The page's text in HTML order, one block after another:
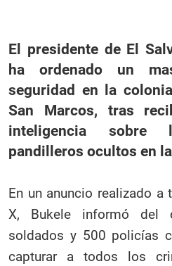
El presidente de El
ha ordenado un
seguridad en la
San Marcos, tras
inteligencia sobre
pandilleros ocultos en
En un anuncio realizado a
X, Bukele informó del
soldados y 500 policías
capturar a todos los